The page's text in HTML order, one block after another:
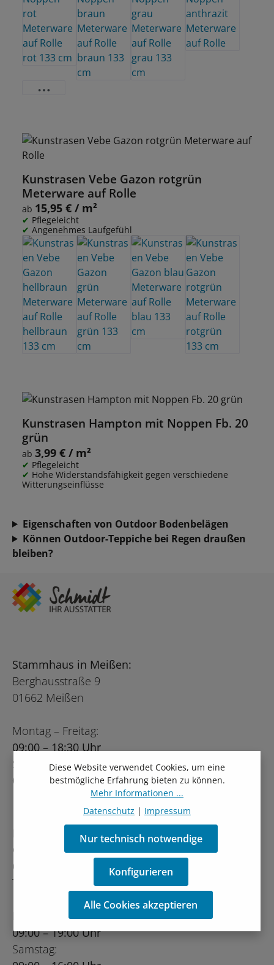
Kunstrasen Vebe Gazon rotgrün
Meterware auf Rolle
Regulärer Preis:
ab 15,95 € / m²
Pflegeleicht
Angenehmes Laufgefühl
Kunstrasen Hampton mit Noppen Fb. 20
grün
Regulärer Preis:
ab 3,99 € / m²
Pflegeleicht
Hohe Widerstandsfähigkeit gegen verschiedene
Witterungseinflüsse
Eigenschaften von Outdoor Bodenbelägen
Können Outdoor-Teppiche bei Regen draußen
bleiben?
Stammhaus in Meißen:
Berghausstraße 9
01662 Meißen
Montag – Freitag:
09:00 – 18:30 Uhr
Samstag:
09:00 – 16:00 Uhr
Niederlassung Dresden:
Gompitzer Höhe 7
01156 Dresden
Tel.: 0351 46677490
Montag – Freitag:
09:00 – 19:00 Uhr
Samstag:
Diese Website verwendet Cookies, um eine
bestmögliche Erfahrung bieten zu können.
Mehr Informationen ...
Datenschutz | Impressum
Nur technisch notwendige
Konfigurieren
Alle Cookies akzeptieren